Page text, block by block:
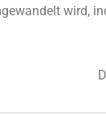
wird,